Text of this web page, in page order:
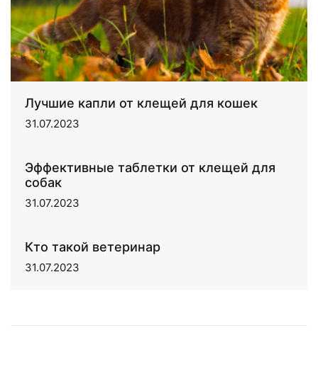
Лучшие капли от клещей для кошек
31.07.2023
Эффективные таблетки от клещей для
собак
31.07.2023
Кто такой ветеринар
31.07.2023